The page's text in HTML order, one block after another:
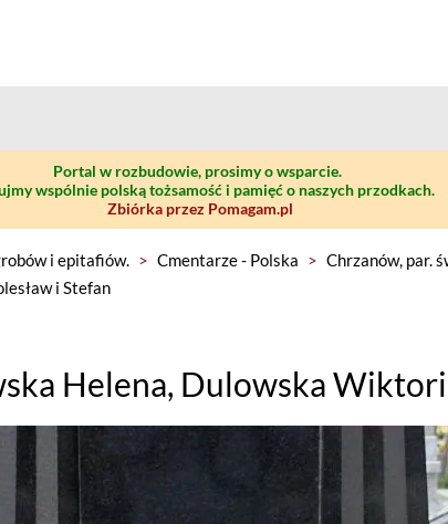
Portal w rozbudowie, prosimy o wsparcie.
wspólnie polską tożsamość i pamięć o naszych przodkach.
Zbiórka przez Pomagam.pl
i epitafiów. > Cmentarze - Polska > Chrzanów, par.
i Stefan
Helena, Dulowska